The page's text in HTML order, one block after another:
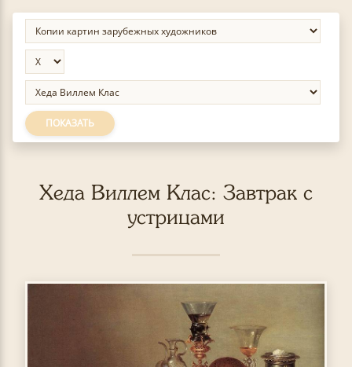
ПОКАЗАТЬ
Хеда Виллем Клас: Завтрак с
устрицами